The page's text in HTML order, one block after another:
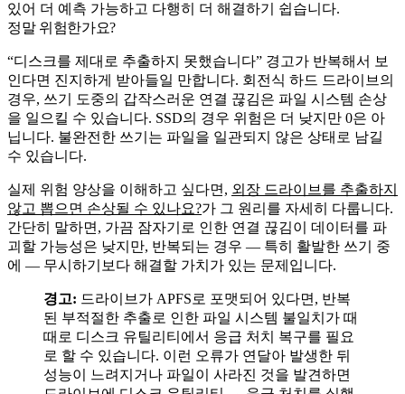
있어 더 예측 가능하고 다행히 더 해결하기 쉽습니다.
정말 위험한가요?
“디스크를 제대로 추출하지 못했습니다” 경고가 반복해서 보
인다면 진지하게 받아들일 만합니다. 회전식 하드 드라이브의
경우, 쓰기 도중의 갑작스러운 연결 끊김은 파일 시스템 손상
을 일으킬 수 있습니다. SSD의 경우 위험은 더 낮지만 0은 아
닙니다. 불완전한 쓰기는 파일을 일관되지 않은 상태로 남길
수 있습니다.
실제 위험 양상을 이해하고 싶다면, 외장 드라이브를 추출하지
않고 뽑으면 손상될 수 있나요?가 그 원리를 자세히 다룹니다.
간단히 말하면, 가끔 잠자기로 인한 연결 끊김이 데이터를 파
괴할 가능성은 낮지만, 반복되는 경우 — 특히 활발한 쓰기 중
에 — 무시하기보다 해결할 가치가 있는 문제입니다.
경고: 드라이브가 APFS로 포맷되어 있다면, 반복
된 부적절한 추출로 인한 파일 시스템 불일치가 때
때로 디스크 유틸리티에서 응급 처치 복구를 필요
로 할 수 있습니다. 이런 오류가 연달아 발생한 뒤
성능이 느려지거나 파일이 사라진 것을 발견하면